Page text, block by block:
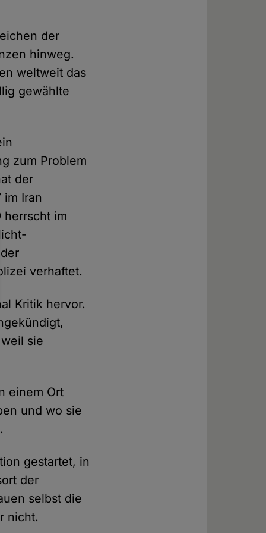
der
hinweg.
weltweit das
gewählte
zum Problem
der
im Iran
herrscht im
verhaftet.
Kritik hervor.
sie
einem Ort
und wo sie
.
gestartet, in
der
selbst die
nicht.